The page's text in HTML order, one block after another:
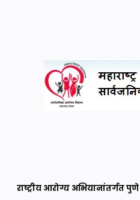
राष्ट्रीय आरोग्य अभियानांतर्गत